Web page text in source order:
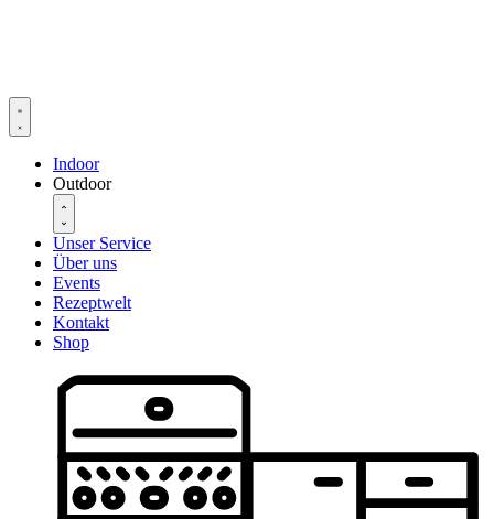
Indoor
Outdoor
Unser Service
Über uns
Events
Rezeptwelt
Kontakt
Shop